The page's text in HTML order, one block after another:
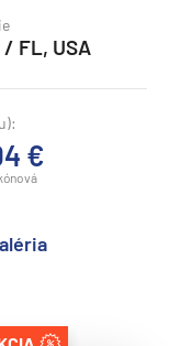
FL, USA
€